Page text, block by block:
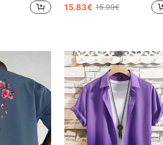
15.83€ 15.99€